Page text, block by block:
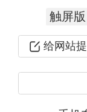
他表示，
到当地进
成本低、
立学校系
触屏版
给网站